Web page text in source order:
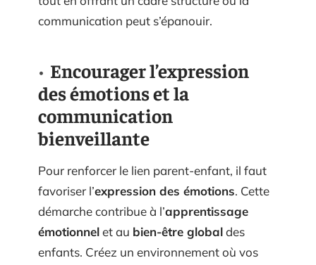
communication peut s’épanouir.
Encourager l’expression
des émotions et la
communication
bienveillante
Pour renforcer le lien parent-enfant, il faut
favoriser l’expression des émotions. Cette
démarche contribue à l’apprentissage
émotionnelet au bien-être globaldes
enfants. Créez un environnement où vos